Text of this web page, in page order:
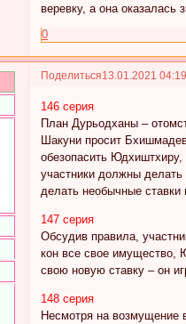
веревку, а она оказалась
0
Поделиться13.01.2021
146 серия
План Дурьодханы –
Шакуни просит
обезопасить
участники должны
делать необычные ставки
147 серия
Обсудив правила,
кон все свое имущество,
свою новую ставку – он
148 серия
Несмотря на возмущение